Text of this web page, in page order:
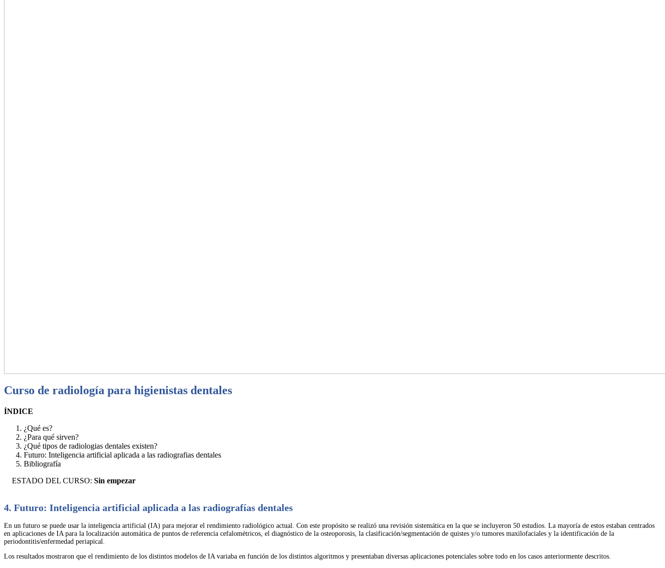
Curso de radiología para higienistas dentales
ÍNDICE
¿Qué es?
¿Para qué sirven?
¿Qué tipos de radiologias dentales existen?
Futuro: Inteligencia artificial aplicada a las radiografias dentales
Bibliografía
ESTADO DEL CURSO: Sin empezar
4. Futuro: Inteligencia artificial aplicada a las radiografías dentales
En un futuro se puede usar la inteligencia artificial (IA) para mejorar el rendimiento radiológico actual. Con este propósito se realizó una revisión sistemática en la que se incluyeron 50 estudios. La mayoría de estos estaban centrados
en aplicaciones de IA para la localización automática de puntos de referencia cefalométricos, el diagnóstico de la osteoporosis, la clasificación/segmentación de quistes y/o tumores maxilofaciales y la identificación de la
periodontitis/enfermedad periapical.
Los resultados mostraron que el rendimiento de los distintos modelos de IA variaba en función de los distintos algoritmos y presentaban diversas aplicaciones potenciales sobre todo en los casos anteriormente descritos.